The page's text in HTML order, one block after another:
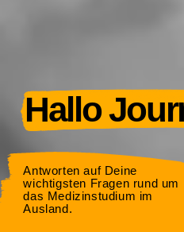
Hallo
Antworten auf Deine
wichtigsten Fragen rund um
das Medizinstudium im
Ausland.